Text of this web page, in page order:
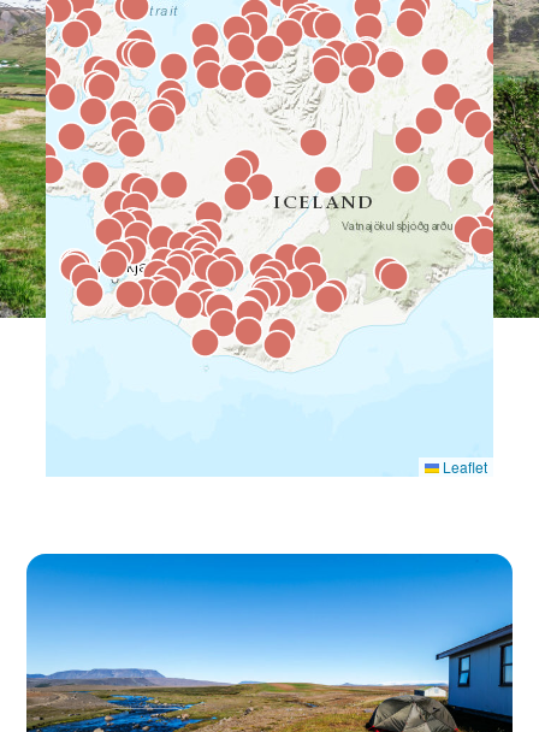
Leaflet